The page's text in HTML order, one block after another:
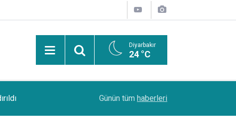
Diyarbakır
24 °C
Şanlıurfa Bozova'da aranan hükümlü yakalandı
Günün tüm haberleri